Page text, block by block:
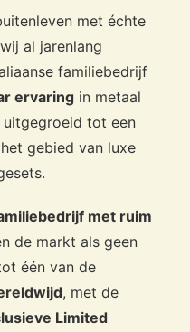
de nieuwe Emu Antigua
Veurst, Europa’s Emu
met échte
al jarenlang
familiebedrijf
ervaring in metaal
tot een
gebied van luxe
met ruim
de markt als geen
één van de
, met de
Limited